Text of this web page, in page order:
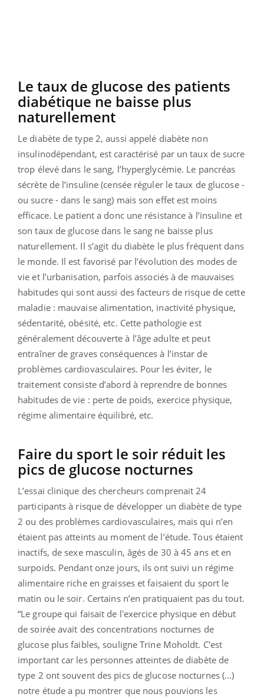
Le taux de glucose des patients
diabétique ne baisse plus
naturellement
Le diabète de type 2, aussi appelé diabète non
insulinodépendant, est caractérisé par un taux de sucre
trop élevé dans le sang, l’hyperglycémie. Le pancréas
sécrète de l’insuline (censée réguler le taux de glucose -
ou sucre - dans le sang) mais son effet est moins
efficace. Le patient a donc une résistance à l’insuline et
son taux de glucose dans le sang ne baisse plus
naturellement. Il s’agit du diabète le plus fréquent dans
le monde. Il est favorisé par l’évolution des modes de
vie et l’urbanisation, parfois associés à de mauvaises
habitudes qui sont aussi des facteurs de risque de cette
maladie : mauvaise alimentation, inactivité physique,
sédentarité, obésité, etc. Cette pathologie est
généralement découverte à l’âge adulte et peut
entraîner de graves conséquences à l’instar de
problèmes cardiovasculaires. Pour les éviter, le
traitement consiste d’abord à reprendre de bonnes
habitudes de vie : perte de poids, exercice physique,
régime alimentaire équilibré, etc.
Faire du sport le soir réduit les
pics de glucose nocturnes
L’essai clinique des chercheurs comprenait 24
participants à risque de développer un diabète de type
2 ou des problèmes cardiovasculaires, mais qui n’en
étaient pas atteints au moment de l’étude. Tous étaient
inactifs, de sexe masculin, âgés de 30 à 45 ans et en
surpoids. Pendant onze jours, ils ont suivi un régime
alimentaire riche en graisses et faisaient du sport le
matin ou le soir. Certains n’en pratiquaient pas du tout.
“Le groupe qui faisait de l'exercice physique en début
de soirée avait des concentrations nocturnes de
glucose plus faibles, souligne Trine Moholdt. C'est
important car les personnes atteintes de diabète de
type 2 ont souvent des pics de glucose nocturnes(...)
notre étude a pu montrer que nous pouvions les